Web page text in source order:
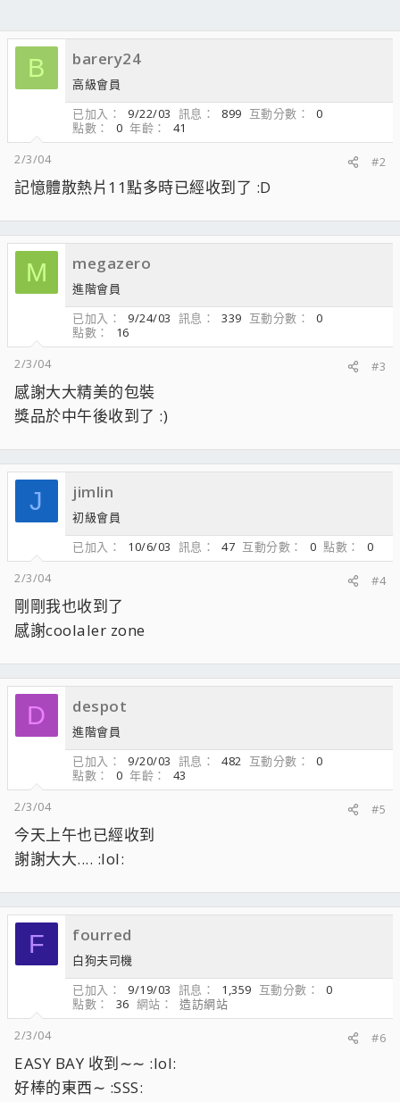
B barery24
高級會員
已加入
9/22/03 訊息 899 互動分數
0
點數
0 年齡
41
2/3/04
#2
記憶體散熱片11點多時已經收到了 :D
M megazero
進階會員
已加入
9/24/03 訊息 339 互動分數
0
點數
16
2/3/04
#3
感謝大大精美的包裝
獎品於中午後收到了 :)
J jimlin
初級會員
已加入
10/6/03 訊息 47 互動分數 0 點數
0
2/3/04
#4
剛剛我也收到了
感謝coolaler zone
D despot
進階會員
已加入
9/20/03 訊息 482 互動分數
0
點數
0 年齡
43
2/3/04
#5
今天上午也已經收到
謝謝大大.... :lol:
F fourred
白狗夫司機
已加入
9/19/03 訊息 1,359 互動分數
0
點數
36 網站
造訪網站
2/3/04
#6
EASY BAY 收到∼∼ :lol:
好棒的東西∼ :SSS: